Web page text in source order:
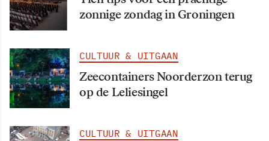
zonnige zondag in Groningen
CULTUUR & UITGAAN
Zeecontainers Noorderzon terug
op de Leliesingel
CULTUUR & UITGAAN